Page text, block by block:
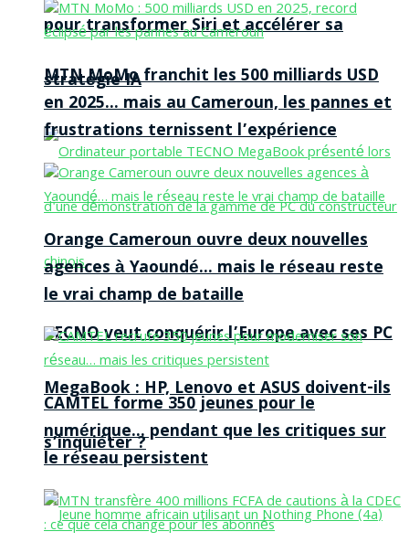
pour transformer Siri et accélérer sa
stratégie IA
TECNO veut conquérir l’Europe avec ses PC
MegaBook : HP, Lenovo et ASUS doivent-ils
s’inquiéter ?
MTN MoMo franchit les 500 milliards USD
en 2025… mais au Cameroun, les pannes et
frustrations ternissent l’expérience
Orange Cameroun ouvre deux nouvelles
agences à Yaoundé… mais le réseau reste
le vrai champ de bataille
CAMTEL forme 350 jeunes pour le
numérique… pendant que les critiques sur
le réseau persistent